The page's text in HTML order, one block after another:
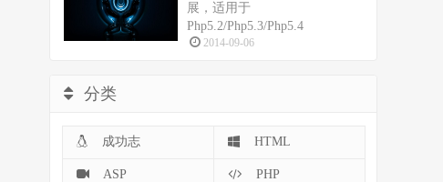
展，适用于
Php5.2/Php5.3/Php5.4
2014-09-06
分类
成功志 HTML
ASP PHP